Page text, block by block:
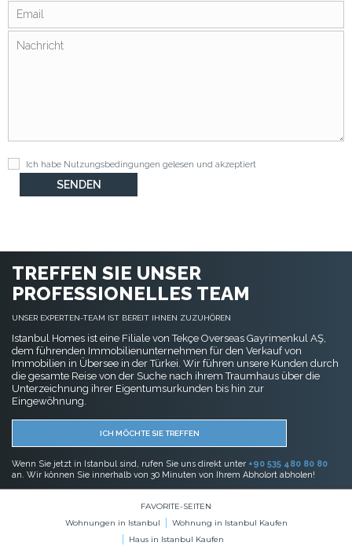
Ich habe Nutzungsbedingungen gelesen und akzeptiert
TREFFEN SIE UNSER
PROFESSIONELLES TEAM
UNSER EXPERTEN-TEAM IST BEREIT IHNEN ZUZUHÖREN
Istanbul Homes ist eine Filiale von Tekçe Overseas Gayrimenkul AŞ,
dem führenden Immobilienunternehmen für den Verkauf von
Immobilien in Übersee in der Türkei. Wir führen unsere Kunden durch
die gesamte Reise von der Suche nach ihrem Traumhaus über die
Unterzeichnung ihrer Eigentumsurkunden bis hin zur
Eingewöhnung.
ICH MÖCHTE SIE TREFFEN
Wenn Sie jetzt in Istanbul sind, rufen Sie uns direkt unter +90 535 480 80 80
an. Wir können Sie innerhalb von 30 Minuten von Ihrem Abholort abholen!
FAVORITE-SEITEN
Wohnungen in Istanbul
Wohnung in Istanbul Kaufen
Haus in Istanbul Kaufen